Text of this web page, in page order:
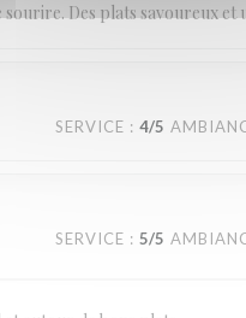
Des plats savoureux
SERVICE : 4/5
SERVICE : 5/5